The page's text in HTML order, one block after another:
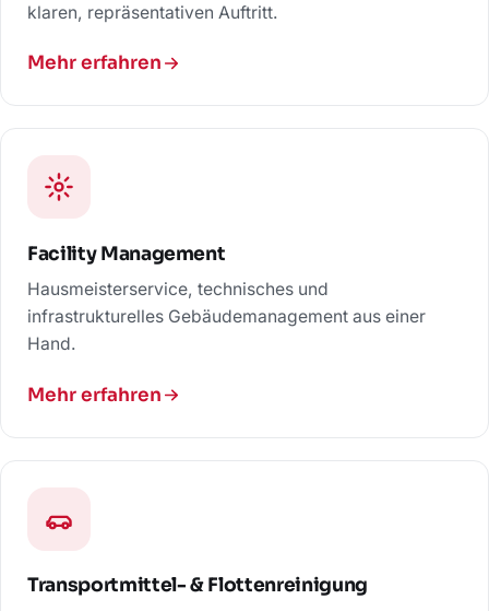
klaren, repräsentativen Auftritt.
Mehr erfahren
Facility Management
Hausmeisterservice, technisches und
infrastrukturelles Gebäudemanagement aus einer
Hand.
Mehr erfahren
Transportmittel- & Flottenreinigung